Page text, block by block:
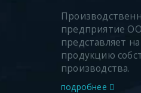
предприятие
представляет
продукцию
производства.
подробнее